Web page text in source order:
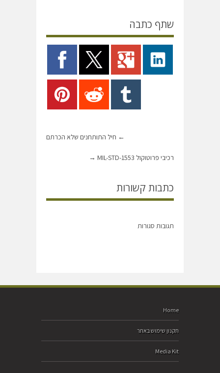
שתף כתבה
← חיל התותחנים שלא הכרתם
רכיבי פרוטוקול MIL-STD-1553 →
כתבות קשורות
תגובות סגורות
Home
תקנון שימוש באתר
Media Kit